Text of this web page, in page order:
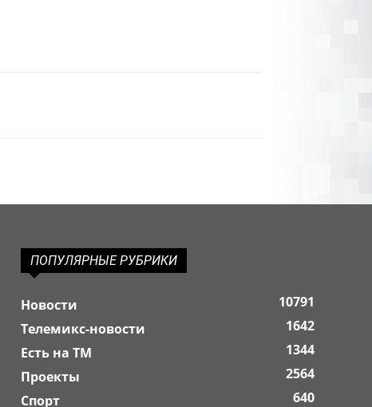
ПОПУЛЯРНЫЕ РУБРИКИ
Новости
10791
Телемикс-новости
1642
Есть на ТМ
1344
Проекты
2564
Спорт
640